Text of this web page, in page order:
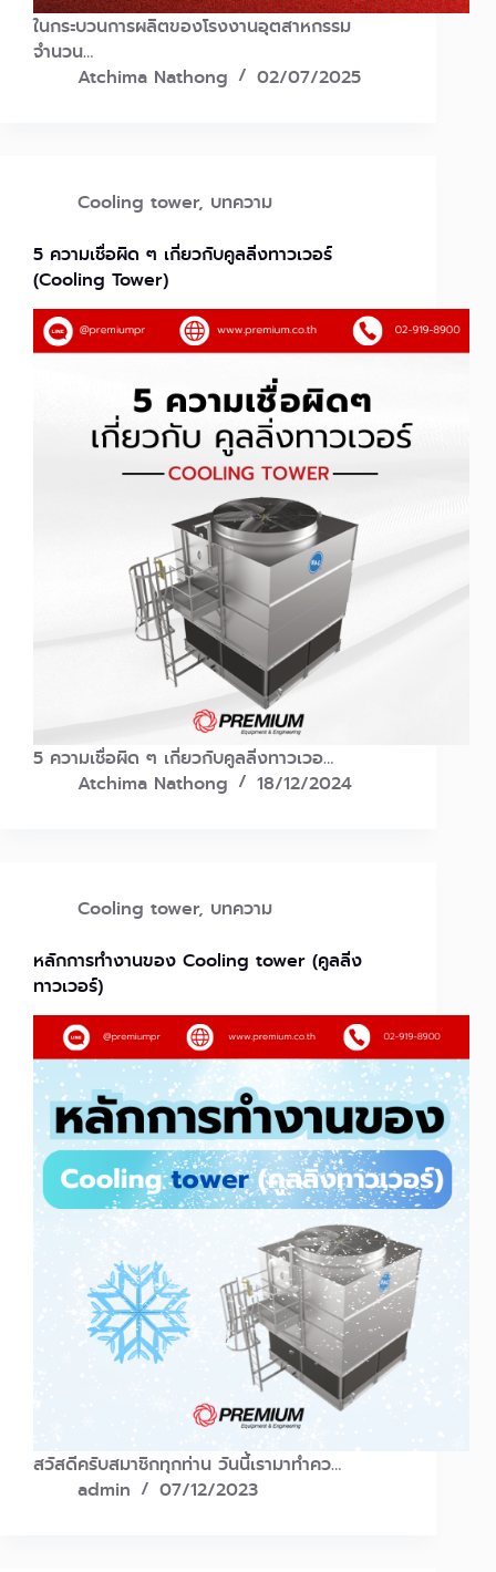
ในกระบวนการผลิตของโรงงานอุตสาหกรรม
จำนวน…
Atchima Nathong
02/07/2025
Cooling tower, บทความ
5 ความเชื่อผิด ๆ เกี่ยวกับคูลลิ่งทาวเวอร์
(Cooling Tower)
5 ความเชื่อผิด ๆ เกี่ยวกับคูลลิ่งทาวเวอ…
Atchima Nathong
18/12/2024
Cooling tower, บทความ
หลักการทำงานของ Cooling tower (คูลลิ่ง
ทาวเวอร์)
สวัสดีครับสมาชิกทุกท่าน วันนี้เรามาทำคว…
admin
07/12/2023